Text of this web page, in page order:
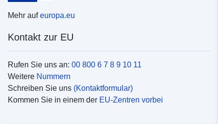
Mehr aufeuropa.eu
Kontakt zur EU
Rufen Sie uns an: 00 800 6 7 8 9 10 11
Weitere Nummern
Schreiben Sie uns (Kontaktformular)
Kommen Sie in einem der EU-Zentren vorbei